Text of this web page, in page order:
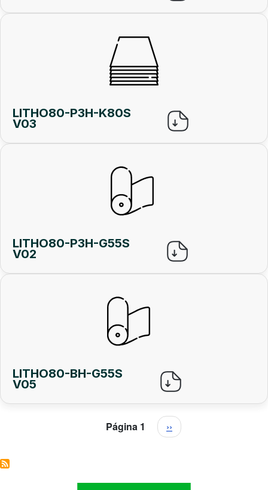
LITHO80-P3H-K80S
V03
LITHO80-P3H-G55S
V02
LITHO80-BH-G55S
V05
Página 1 Siguiente página
››